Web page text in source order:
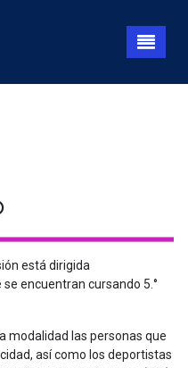
está dirigida
encuentran cursando 5.°
modalidad las personas que
así como los deportistas